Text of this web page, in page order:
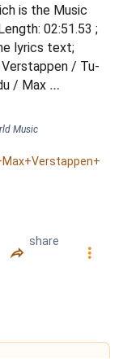
is the Music
02:51.53 ;
lyrics text;
/ Tu-
/ Max
/ 5 seconden
die safety
/ Hij heeft
Verstappen /
Music
󰤲
share
󰇙